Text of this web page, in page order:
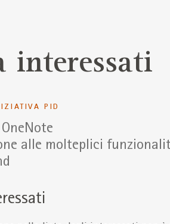
interessati
PID
alle molteplici